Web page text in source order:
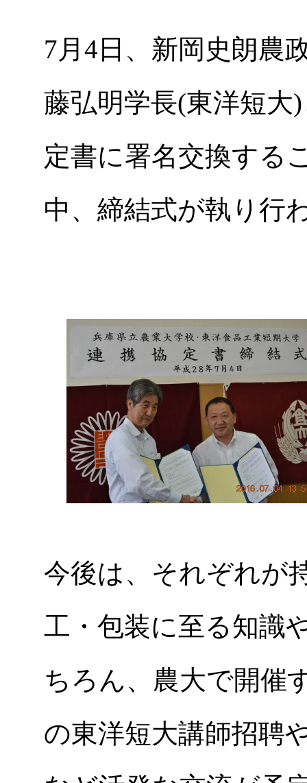
7月4日、新岡史朗農
藤弘明学長(東洋短大
定書に署名交換する
中、締結式が執り行
今後は、それぞれが
工・包装に至る知識
ちろん、農大で開催
の東洋短大講師招聘